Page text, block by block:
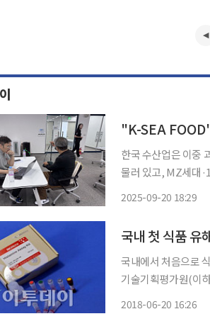
한국 수산업은 이중
물러 있고, MZ세대
2025-09-20 18:29
국내 첫 식품 유
국내에서 처음으로 식
기술기획평가원(이
2018-06-20 16:26